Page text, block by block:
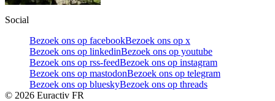
Social
Bezoek ons op facebookBezoek ons op x
Bezoek ons op linkedinBezoek ons op youtube
Bezoek ons op rss-feedBezoek ons op instagram
Bezoek ons op mastodonBezoek ons op telegram
Bezoek ons op blueskyBezoek ons op threads
© 2026 Euractiv FR